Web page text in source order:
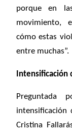
porque en
movimiento,
cómo estas
entre muchas”.
Intensificación
intensificación
Cristina